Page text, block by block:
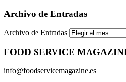
Archivo de Entradas
Archivo de Entradas
FOOD SERVICE
info@foodservicemagazine.es